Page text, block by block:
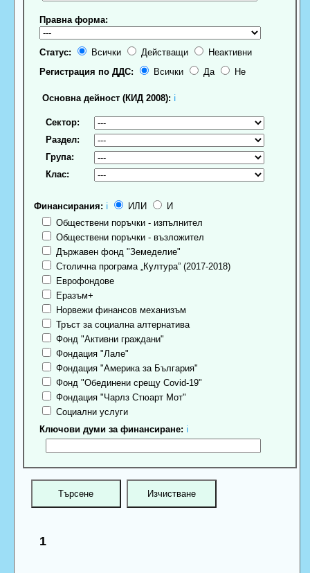
Правна форма:
Статус: Всички Действащи
Неактивни
Регистрация по ДДС:
Всички Да Не
Основна дейност (КИД 2008): ℹ
Сектор:
Раздел:
Група:
Клас:
Финансирания: ℹ ИЛИ
И
Обществени поръчки - изпълнител
Обществени поръчки - възложител
Държавен фонд "Земеделие"
Столична програма „Култура” (2017-2018)
Еврофондове
Еразъм+
Норвежи финансов механизъм
Тръст за социална алтернатива
Фонд "Активни граждани"
Фондация "Лале"
Фондация "Америка за България"
Фонд "Обединени срещу Covid-19"
Фондация "Чарлз Стюарт Мот"
Социални услуги
Ключови думи за финансиране: ℹ
1